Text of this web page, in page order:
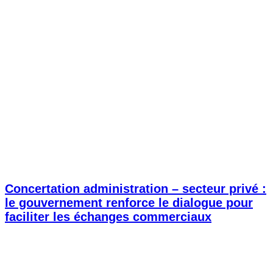
Concertation administration – secteur privé :
le gouvernement renforce le dialogue pour
faciliter les échanges commerciaux